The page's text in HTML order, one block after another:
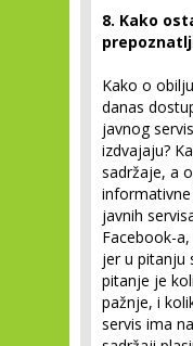
8. Kako
Kako o
danas
javnog
izdvajaju?
sadržaje, a
javnih
Facebook-
jer u pitanju
pitanje je
pažnje, i
servis ima